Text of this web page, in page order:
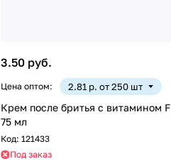
3.50 руб.
Цена оптом: 2.81 р. от 250 шт
Крем после бритья с витамином F "Dermanika"
75 мл
Код: 121433
Под заказ